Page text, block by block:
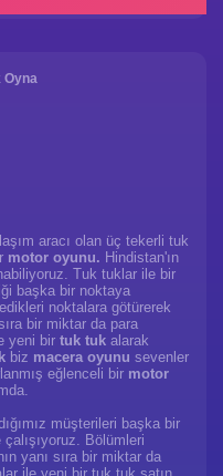
Oyna
aracı olan üç tekerli tuk
motor oyunu. Hindistan'ın
Tuk tuklar ile bir
başka bir noktaya
noktalara götürerek
bir miktar da para
yeni bir tuk tuk alarak
biz macera oyunu sevenler
eğlenceli bir motor
müşterileri başka bir
Bölümleri
yanı sıra bir miktar da